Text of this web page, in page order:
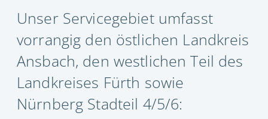
Unser Servicegebiet umfasst
vorrangig den östlichen Landkreis
Ansbach, den westlichen Teil des
Landkreises Fürth sowie
Nürnberg Stadteil 4/5/6: